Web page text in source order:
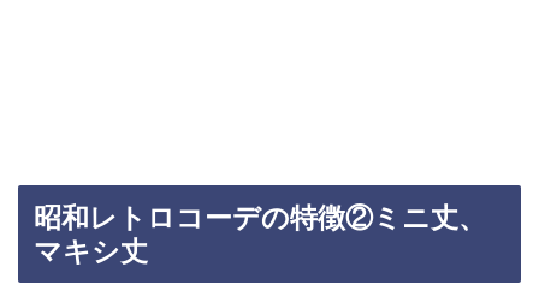
昭和レトロコーデの特徴②ミニ丈、
マキシ丈